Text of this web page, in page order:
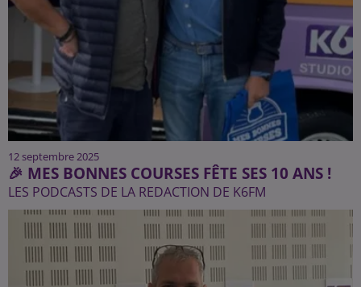
12 septembre 2025
🎉 MES BONNES COURSES FÊTE SES 10 ANS !
LES PODCASTS DE LA REDACTION DE K6FM